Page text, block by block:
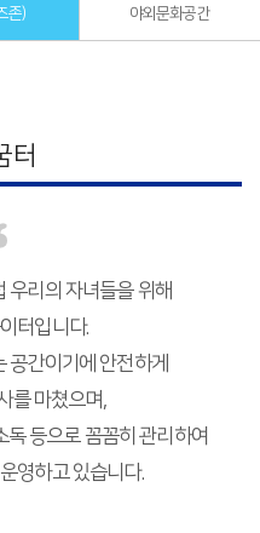
존) 야외문화공간
터
우리의 자녀들을 위해
터입니다.
공간이기에 안전하게
를 마쳤으며,
등으로 꼼꼼히 관리하여
영하고 있습니다.